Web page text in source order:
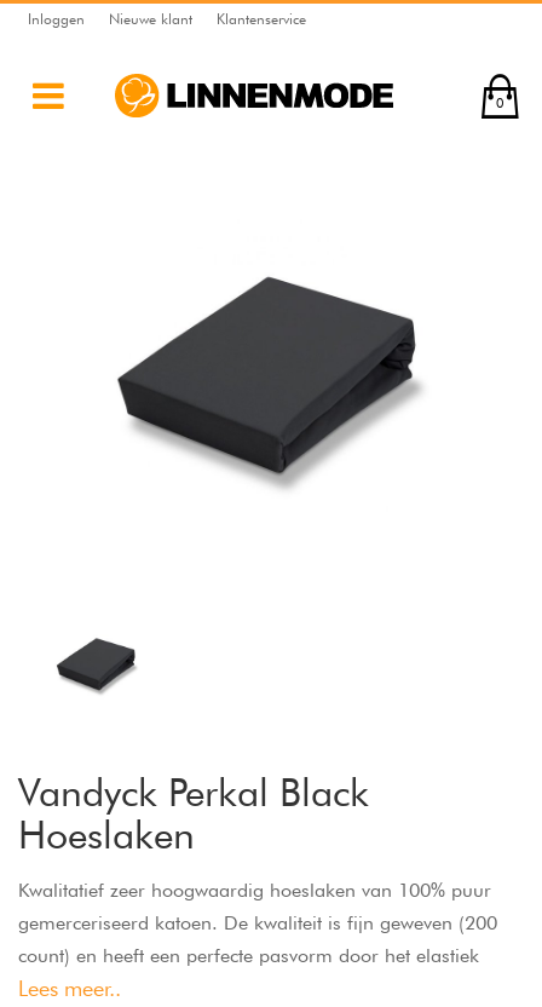
Inloggen Nieuwe klant Klantenservice
0
Vandyck Perkal Black
Hoeslaken
Kwalitatief zeer hoogwaardig hoeslaken van 100% puur
gemerceriseerd katoen. De kwaliteit is fijn geweven (200
count) en heeft een perfecte pasvorm door het elastiek
rondom en is geschikt voor matrassen tot 24 cm hoog.
Lees meer..